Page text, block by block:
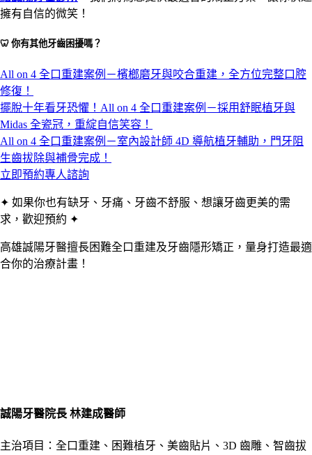
擁有自信的微笑！
🦷 你有其他牙齒困擾嗎？
All on 4 全口重建案例－檳榔磨牙與咬合重建，全方位完整口腔
修復！
擺脫十年看牙恐懼！All on 4 全口重建案例－採用舒眠植牙與
Midas 全瓷冠，重綻自信笑容！
All on 4 全口重建案例－室內設計師 4D 導航植牙輔助，門牙阻
生齒拔除與補骨完成！
立即預約專人諮詢
✦ 如果你也有缺牙、牙痛、牙齒不舒服、想讓牙齒更美的需
求，歡迎預約 ✦
高雄誠陽牙醫擅長困難全口重建及牙齒隱形矯正，量身打造最適
合你的治療計畫！
誠陽牙醫院長 林建成醫師
主治項目：全口重建、困難植牙、美齒貼片、3D 齒雕、智齒拔